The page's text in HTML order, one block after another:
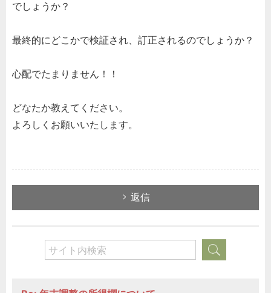
でしょうか？
最終的にどこかで検証され、訂正されるのでしょうか？
心配でたまりません！！
どなたか教えてください。
よろしくお願いいたします。
返信